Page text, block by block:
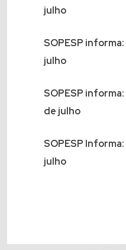
julho
SOPESP
julho
SOPESP
de julho
SOPESP
julho